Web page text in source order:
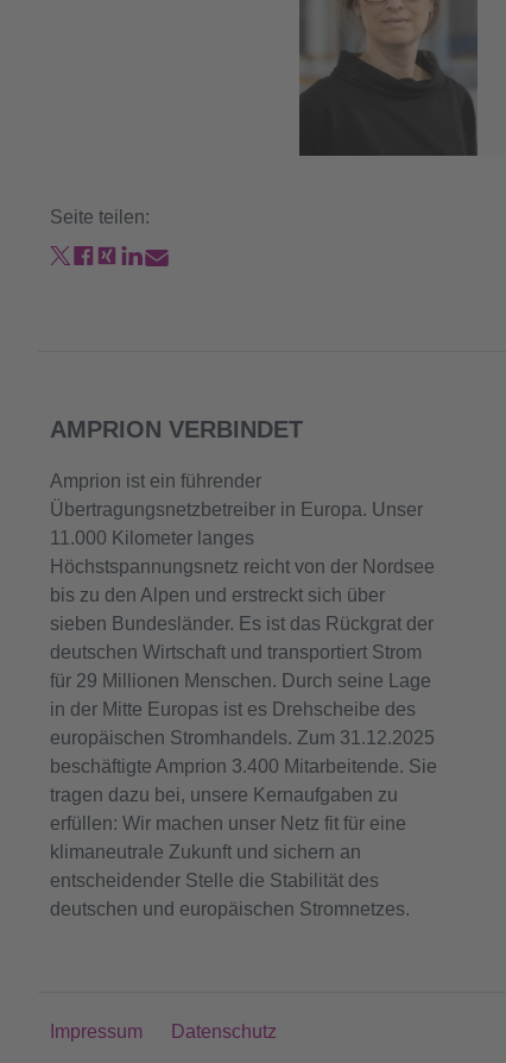
Seite teilen:
AMPRION VERBINDET
Amprion ist ein führender
Übertragungsnetzbetreiber in Europa. Unser
11.000 Kilometer langes
Höchstspannungsnetz reicht von der Nordsee
bis zu den Alpen und erstreckt sich über
sieben Bundesländer. Es ist das Rückgrat der
deutschen Wirtschaft und transportiert Strom
für 29 Millionen Menschen. Durch seine Lage
in der Mitte Europas ist es Drehscheibe des
europäischen Stromhandels. Zum 31.12.2025
beschäftigte Amprion 3.400 Mitarbeitende. Sie
tragen dazu bei, unsere Kernaufgaben zu
erfüllen: Wir machen unser Netz fit für eine
klimaneutrale Zukunft und sichern an
entscheidender Stelle die Stabilität des
deutschen und europäischen Stromnetzes.
Impressum Datenschutz